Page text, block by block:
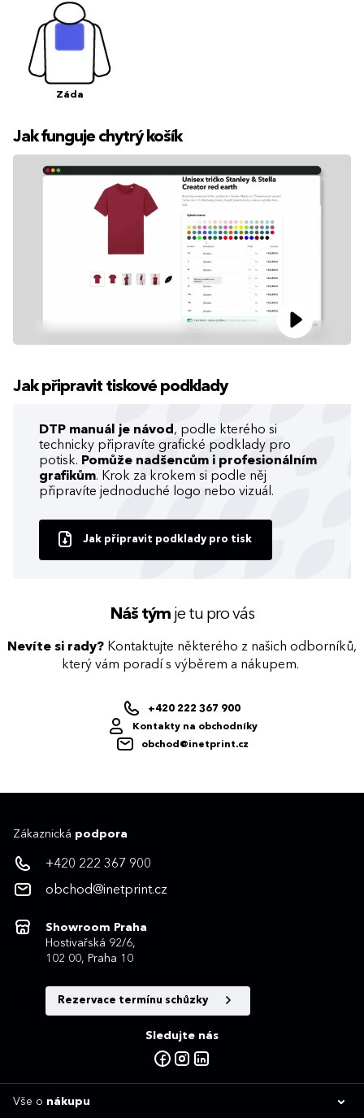
Záda
Jak funguje chytrý košík
Jak připravit tiskové podklady
DTP manuál je návod , podle kterého si
technicky připravíte grafické podklady pro
potisk. Pomůže nadšencům i profesionálním
grafikům. Krok za krokem si podle něj
připravíte jednoduché logo nebo vizuál.
Jak připravit podklady pro tisk
Náš týmje tu pro vás
Nevíte si rady? Kontaktujte některého z našich odborníků,
který vám poradí s výběrem a nákupem.
+420 222 367 900
Kontakty na obchodníky
obchod@inetprint.cz
Zákaznická podpora
+420 222 367 900
obchod@inetprint.cz
Showroom Praha
Hostivařská 92/6,
102 00, Praha 10
Rezervace termínu schůzky
Sledujte nás
Vše o nákupu